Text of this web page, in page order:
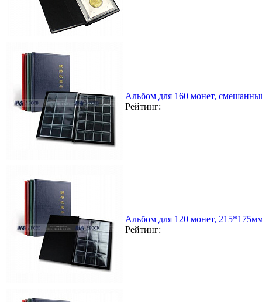
Альбом для 160 монет,
Рейтинг:
Альбом для 120 монет,
Рейтинг: